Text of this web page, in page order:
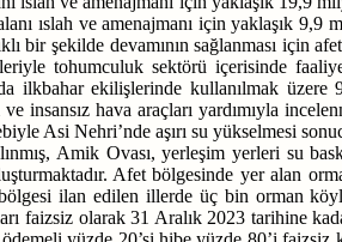
ıslah ve amenajmanı için yaklaşık
bir şekilde devamının sağlanması
tohumculuk sektörü içerisinde
ilkbahar ekilişlerinde kullanılmak
insansız hava araçları yardımıyla
Asi Nehri’nde aşırı su yükselmesi
Amik Ovası, yerleşim yerleri su
Afet bölgesinde yer alan
bölgesi ilan edilen illerde üç bin orman
faizsiz olarak 31 Aralık 2023 tarihine